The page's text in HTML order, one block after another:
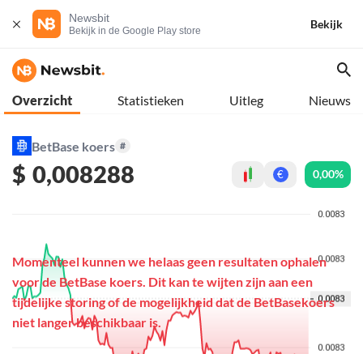
Newsbit
Bekijk in de Google Play store
Bekijk
Overzicht Statistieken Uitleg Nieuws
BetBase koers #
$ 0,008288 € 0,00%
Momenteel kunnen we helaas geen resultaten ophalen
voor de BetBase koers. Dit kan te wijten zijn aan een
tijdelijke storing of de mogelijkheid dat de BetBasekoers
niet langer beschikbaar is.